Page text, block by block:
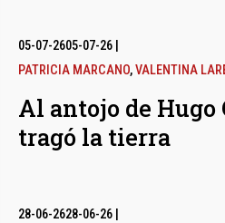
05-07-2605-07-26
PATRICIA MARCANO,VALENTINA
Al antojo de Hugo
tragó la tierra
28-06-2628-06-26